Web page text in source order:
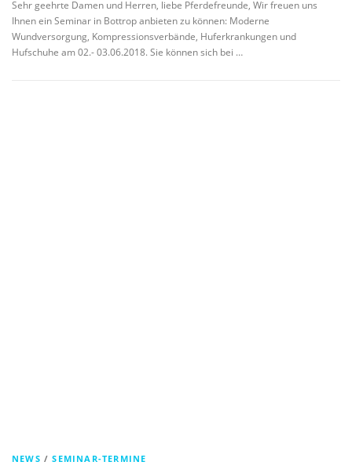
Sehr geehrte Damen und Herren, liebe Pferdefreunde, Wir freuen uns
Ihnen ein Seminar in Bottrop anbieten zu können: Moderne
Wundversorgung, Kompressionsverbände, Huferkrankungen und
Hufschuhe am 02.- 03.06.2018. Sie können sich bei …
NEWS /SEMINAR-TERMINE